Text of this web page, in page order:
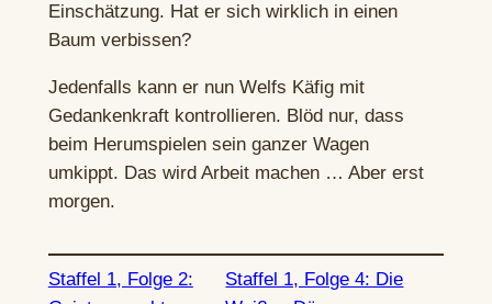
Einschätzung. Hat er sich wirklich in einen
Baum verbissen?
Jedenfalls kann er nun Welfs Käfig mit
Gedankenkraft kontrollieren. Blöd nur, dass
beim Herumspielen sein ganzer Wagen
umkippt. Das wird Arbeit machen … Aber erst
morgen.
Staffel 1, Folge 2:
Staffel 1, Folge 4: Die